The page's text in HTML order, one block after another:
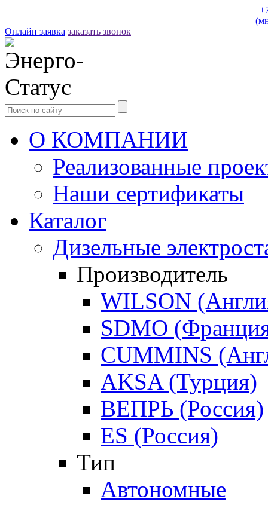
Онлайн заявка заказать звонок
О КОМПАНИИ
Реализованные
Наши сертификаты
Каталог
Дизельные
Производитель
WILSON
SDMO
CUMMINS
AKSA (Турция)
ВЕПРЬ (Россия)
ES (Россия)
Тип
Автономные